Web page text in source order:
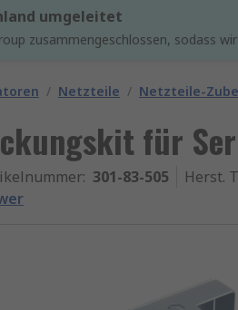
umgeleitet
zusammengeschlossen, sodass
/ Netzteile / Netzteile-
für
: 301-83-505 Herst.